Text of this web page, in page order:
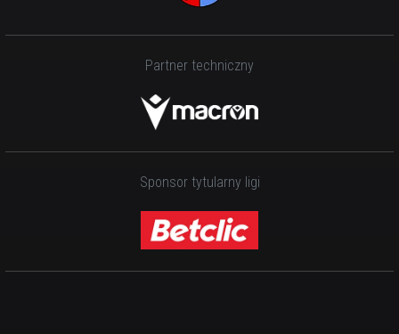
Partner techniczny
Sponsor tytularny ligi